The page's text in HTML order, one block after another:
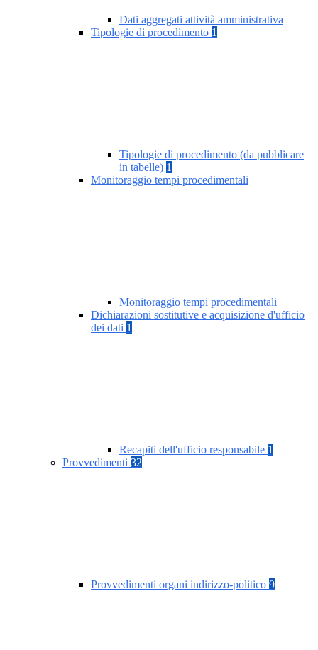
Dati aggregati attività amministrativa
Tipologie di procedimento 1
Tipologie di procedimento (da pubblicare
in tabelle) 1
Monitoraggio tempi procedimentali
Monitoraggio tempi procedimentali
Dichiarazioni sostitutive e acquisizione d'ufficio
dei dati 1
Recapiti dell'ufficio responsabile 1
Provvedimenti 32
Provvedimenti organi indirizzo-politico 9